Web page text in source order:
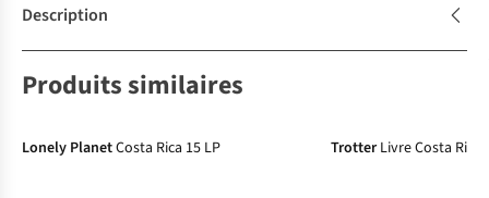
Description
Produits similaires
Lonely PlanetCosta Rica 15 LP Trotter Livre Costa Rica